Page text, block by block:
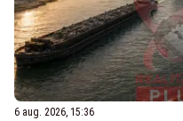
6 aug. 2026, 15:36